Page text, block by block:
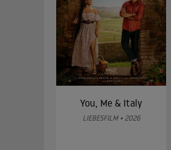
You, Me & Italy
LIEBESFILM • 2026